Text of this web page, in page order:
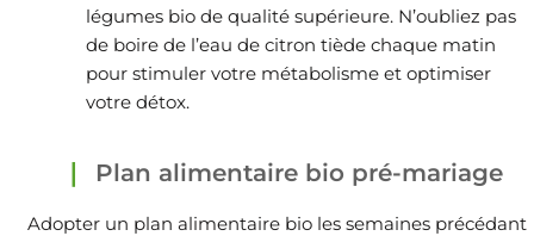
légumes bio de qualité supérieure. N’oubliez pas
de boire de l’eau de citron tiède chaque matin
pour stimuler votre métabolisme et optimiser
votre détox.
Plan alimentaire bio pré-mariage
Adopter un plan alimentaire bio les semaines précédant